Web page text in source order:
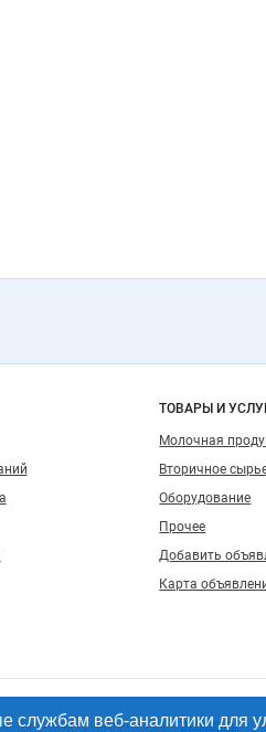
ТОВАРЫ И
Молочная
Вторичное
Оборудование
Прочее
Добавить
Карта
гиперссылки на сайт milknet.ru
службам веб-аналитики для